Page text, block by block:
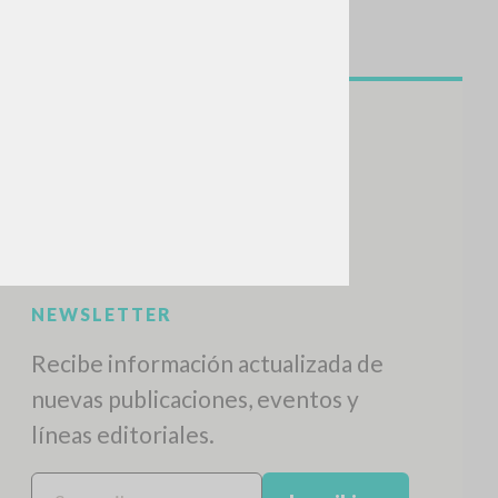
NEWSLETTER
Recibe información actualizada de
nuevas publicaciones, eventos y
líneas editoriales.